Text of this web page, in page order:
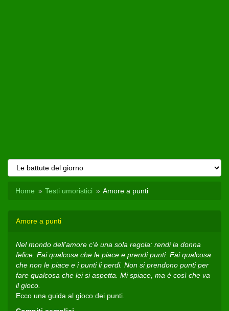
Home Testi umoristici Amore a punti
Amore a punti
Nel mondo dell'amore c'è una sola regola: rendi la donna
felice. Fai qualcosa che le piace e prendi punti. Fai qualcosa
che non le piace e i punti li perdi. Non si prendono punti per
fare qualcosa che lei si aspetta. Mi spiace, ma è così che va
il gioco.
Ecco una guida al gioco dei punti.